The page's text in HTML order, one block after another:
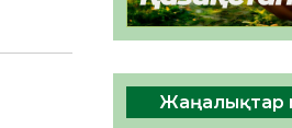
Жаңалықтар